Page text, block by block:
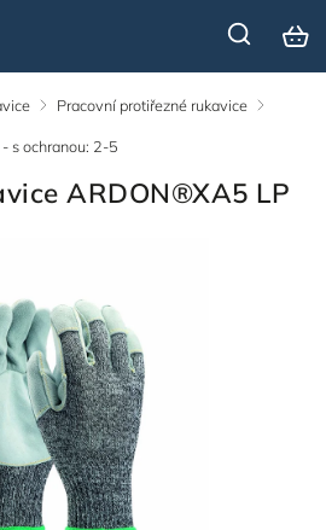
/ Pracovní protiřezné rukavice /
s ochranou: 2-5
ARDON®XA5 LP